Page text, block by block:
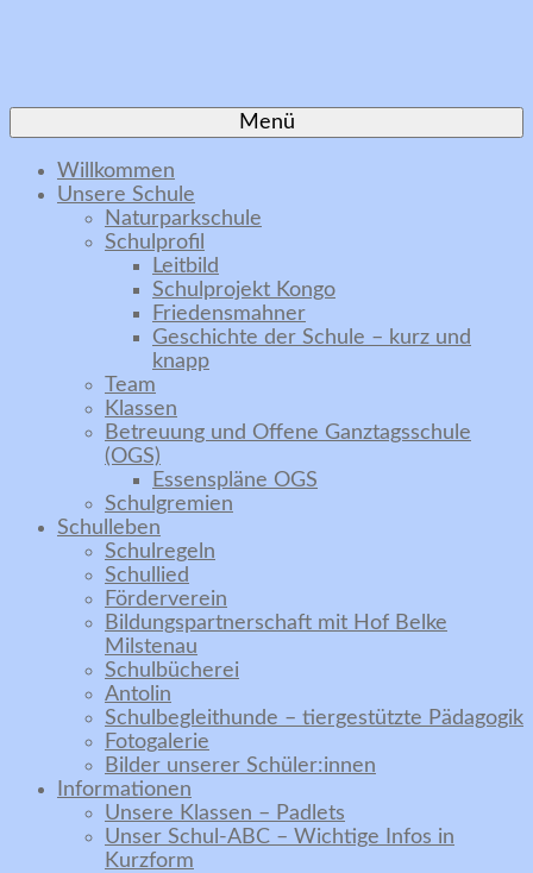
Menü
Willkommen
Unsere Schule
Naturparkschule
Schulprofil
Leitbild
Schulprojekt Kongo
Friedensmahner
Geschichte der Schule – kurz und
knapp
Team
Klassen
Betreuung und Offene Ganztagsschule
(OGS)
Essenspläne OGS
Schulgremien
Schulleben
Schulregeln
Schullied
Förderverein
Bildungspartnerschaft mit Hof Belke
Milstenau
Schulbücherei
Antolin
Schulbegleithunde – tiergestützte Pädagogik
Fotogalerie
Bilder unserer Schüler:innen
Informationen
Unsere Klassen – Padlets
Unser Schul-ABC – Wichtige Infos in
Kurzform